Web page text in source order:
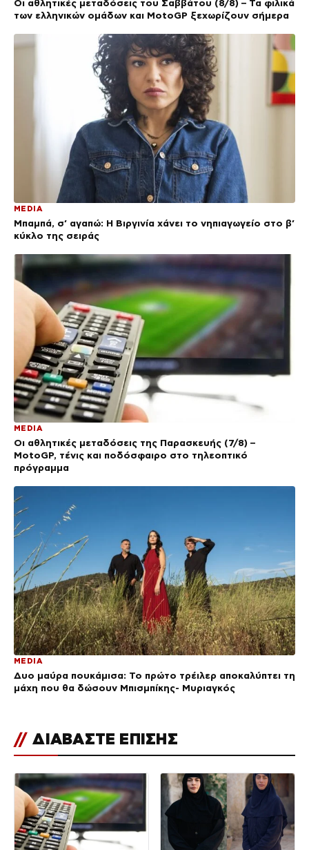
Οι αθλητικές μεταδόσεις του Σαββάτου (8/8) – Τα φιλικά
των ελληνικών ομάδων και MotoGP ξεχωρίζουν σήμερα
MEDIA
Μπαμπά, σ’ αγαπώ: Η Βιργινία χάνει το νηπιαγωγείο στο β’
κύκλο της σειράς
MEDIA
Οι αθλητικές μεταδόσεις της Παρασκευής (7/8) –
MotoGP, τένις και ποδόσφαιρο στο τηλεοπτικό
πρόγραμμα
MEDIA
Δυο μαύρα πουκάμισα: Το πρώτο τρέιλερ αποκαλύπτει τη
μάχη που θα δώσουν Μπισμπίκης- Μυριαγκός
// ΔΙΑΒΑΣΤΕ ΕΠΙΣΗΣ